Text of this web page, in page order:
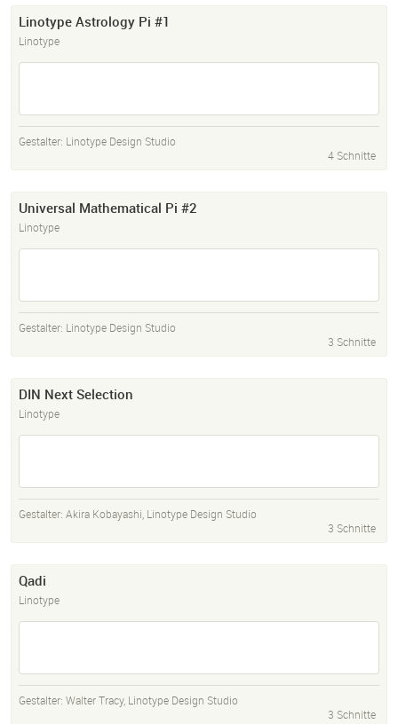
Linotype Astrology Pi #1
Linotype
Gestalter: Linotype Design Studio
4 Schnitte
Universal Mathematical Pi #2
Linotype
Gestalter: Linotype Design Studio
3 Schnitte
DIN Next Selection
Linotype
Gestalter: Akira Kobayashi, Linotype Design Studio
3 Schnitte
Qadi
Linotype
Gestalter: Walter Tracy, Linotype Design Studio
3 Schnitte